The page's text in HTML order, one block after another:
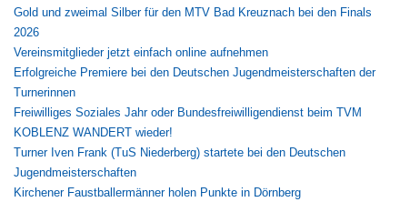
Gold und zweimal Silber für den MTV Bad Kreuznach bei den Finals
2026
Vereinsmitglieder jetzt einfach online aufnehmen
Erfolgreiche Premiere bei den Deutschen Jugendmeisterschaften der
Turnerinnen
Freiwilliges Soziales Jahr oder Bundesfreiwilligendienst beim TVM
KOBLENZ WANDERT wieder!
Turner Iven Frank (TuS Niederberg) startete bei den Deutschen
Jugendmeisterschaften
Kirchener Faustballermänner holen Punkte in Dörnberg